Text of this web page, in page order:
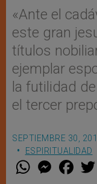
«Ante el
este gran
títulos
ejemplar
la futilidad
el tercer
SEPTIEMBRE 30,
ESPIRITUALIDAD
W M
e
F
a